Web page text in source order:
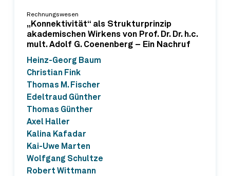
Rechnungswesen
„Konnektivität“ als Strukturprinzip
akademischen Wirkens von Prof. Dr. Dr. h.c.
mult. Adolf G. Coenenberg – Ein Nachruf
Heinz-Georg Baum
Christian Fink
Thomas M. Fischer
Edeltraud Günther
Thomas Günther
Axel Haller
Kalina Kafadar
Kai-Uwe Marten
Wolfgang Schultze
Robert Wittmann